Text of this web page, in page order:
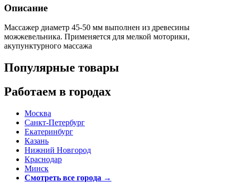
Описание
Массажер диаметр 45-50 мм выполнен из древесины
можжевельника. Применяется для мелкой моторики,
акупунктурного массажа
Популярные товары
Работаем в городах
Москва
Санкт-Петербург
Екатеринбург
Казань
Нижний Новгород
Краснодар
Минск
Смотреть все города →